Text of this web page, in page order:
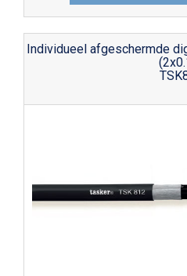
Individueel afgeschermde